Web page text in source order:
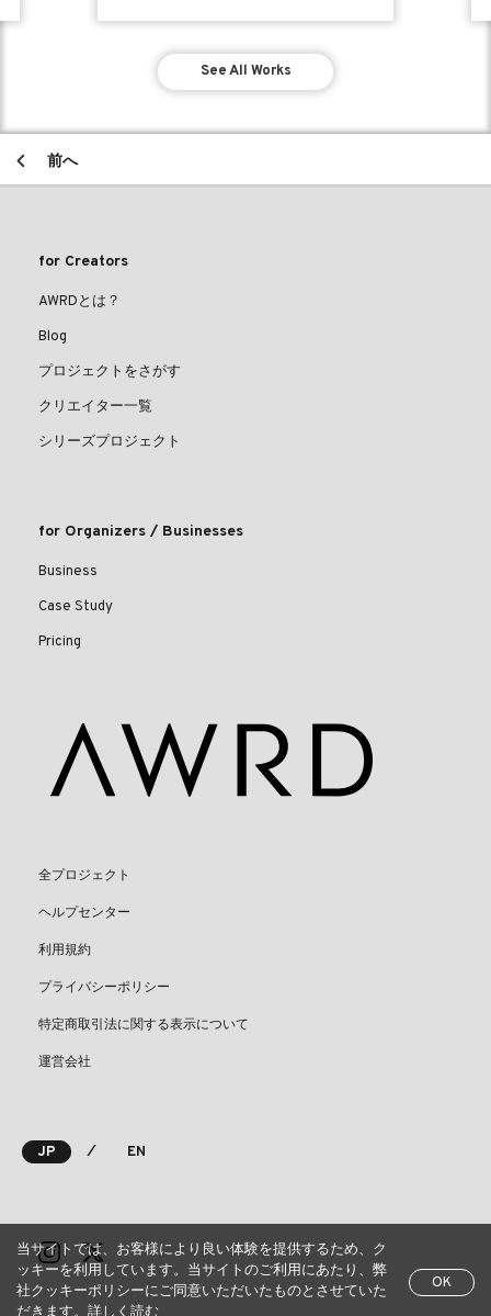
See All Works
前へ
for Creators
AWRDとは？
Blog
プロジェクトをさがす
クリエイター一覧
シリーズプロジェクト
for Organizers / Businesses
Business
Case Study
Pricing
全プロジェクト
ヘルプセンター
利用規約
プライバシーポリシー
特定商取引法に関する表示について
運営会社
JP ⁄ EN
当サイトでは、お客様により良い体験を提供するため、ク
ッキーを利用しています。当サイトのご利用にあたり、弊
社クッキーポリシーにご同意いただいたものとさせていた
OK